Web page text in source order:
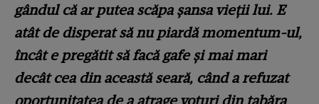
gândul că ar putea scăpa șansa vieții lui. E
atât de disperat să nu piardă momentum-ul,
încât e pregătit să facă gafe și mai mari
decât cea din această seară, când a refuzat
oportunitatea de a atrage voturi din tabăra